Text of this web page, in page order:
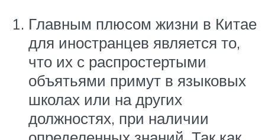
Главным плюсом жизни в Китае
для иностранцев является то,
что их с распростертыми
объятьями примут в языковых
школах или на других
должностях, при наличии